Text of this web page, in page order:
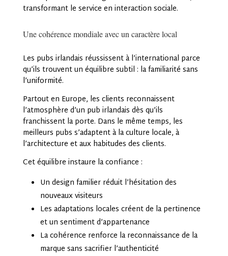
transformant le service en interaction sociale.
Une cohérence mondiale avec un caractère local
Les pubs irlandais réussissent à l’international parce
qu’ils trouvent un équilibre subtil : la familiarité sans
l’uniformité.
Partout en Europe, les clients reconnaissent
l’atmosphère d’un pub irlandais dès qu’ils
franchissent la porte. Dans le même temps, les
meilleurs pubs s’adaptent à la culture locale, à
l’architecture et aux habitudes des clients.
Cet équilibre instaure la confiance :
Un design familier réduit l’hésitation des
nouveaux visiteurs
Les adaptations locales créent de la pertinence
et un sentiment d’appartenance
La cohérence renforce la reconnaissance de la
marque sans sacrifier l’authenticité